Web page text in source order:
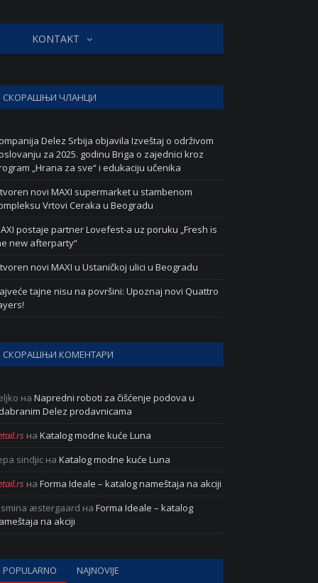
KONTAKT
СКОРАШЊИ ЧЛАНЦИ
Delez Srbija objavila Izveštaj o održivom
za 2025. godinu Briga o zajednici kroz
„Hrana za sve“ i edukaciju učenika
novi MAXI supermarket u stambenom
Vrtovi Ceraka u Beogradu
postaje partner Lovefest-a uz poruku „Fresh is
new afterparty“
novi MAXI u Ustaničkoj ulici u Beogradu
tajne nisu na površini: Upoznaj novi Quattro
СКОРАШЊИ КОМЕНТАРИ
на Napredni roboti za čišćenje podova u
Delez prodavnicama
на Katalog modne kuće Luna
sindjic на Katalog modne kuće Luna
на Forma Ideale – katalog nameštaja na akciji
æstergaard на Forma Ideale – katalog
na akciji
POPULARNO NAJNOVIJE